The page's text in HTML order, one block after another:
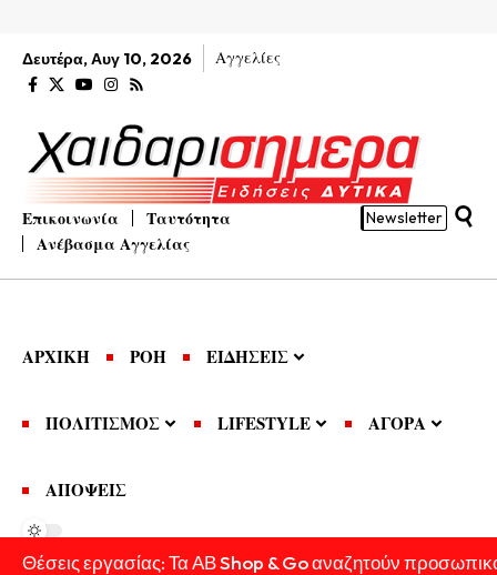
Δευτέρα, Αυγ 10, 2026 Αγγελίες
Επικοινωνία
Ταυτότητα
Ανέβασμα Αγγελίας
Newsletter
ΑΡΧΙΚΗ ΡΟΗ ΕΙΔΗΣΕΙΣ
ΠΟΛΙΤΙΣΜΟΣ LIFESTYLE ΑΓΟΡΑ
ΑΠΟΨΕΙΣ
Θέσεις εργασίας: Τα ΑΒ Shop & Go αναζητούν